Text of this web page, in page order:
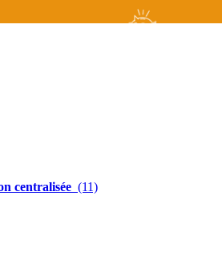
centralisée (11)